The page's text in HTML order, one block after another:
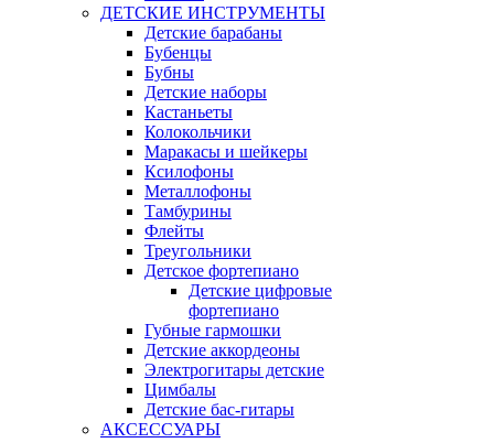
ДЕТСКИЕ ИНСТРУМЕНТЫ
Детские барабаны
Бубенцы
Бубны
Детские наборы
Кастаньеты
Колокольчики
Маракасы и шейкеры
Ксилофоны
Металлофоны
Тамбурины
Флейты
Треугольники
Детское фортепиано
Детские цифровые
фортепиано
Губные гармошки
Детские аккордеоны
Электрогитары детские
Цимбалы
Детские бас-гитары
АКСЕССУАРЫ